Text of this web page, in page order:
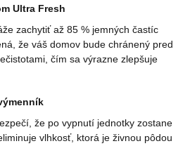
Ultra Fresh
zachytiť až 85 % jemných častíc
že váš domov bude chránený pred
čím sa výrazne zlepšuje
že po vypnutí jednotky zostane
vlhkosť, ktorá je živnou pôdou